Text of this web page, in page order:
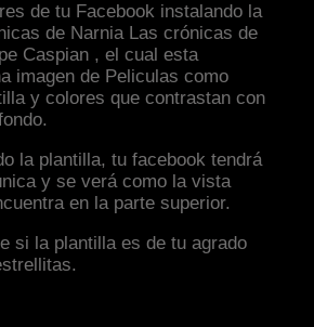
de tu Facebook instalando la
de Narnia Las crónicas de
Caspian , el cual esta
imagen de Peliculas como
y colores que contrastan con
la plantilla, tu facebook tendrá
y se verá como la vista
en la parte superior.
si la plantilla es de tu agrado